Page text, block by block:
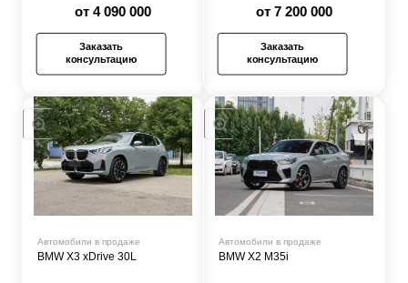
от 4 090 000
Заказать
консультацию
от 7 200 000
Заказать
консультацию
Автомобили в продаже
BMW X3 xDrive 30L
Автомобили в продаже
BMW X2 M35i